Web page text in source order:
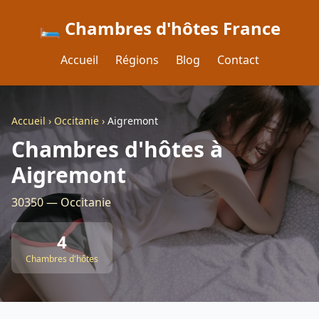
🛏️ Chambres d'hôtes France
Accueil Régions Blog Contact
Accueil › Occitanie › Aigremont
Chambres d'hôtes à
Aigremont
30350 — Occitanie
4
Chambres d'hôtes